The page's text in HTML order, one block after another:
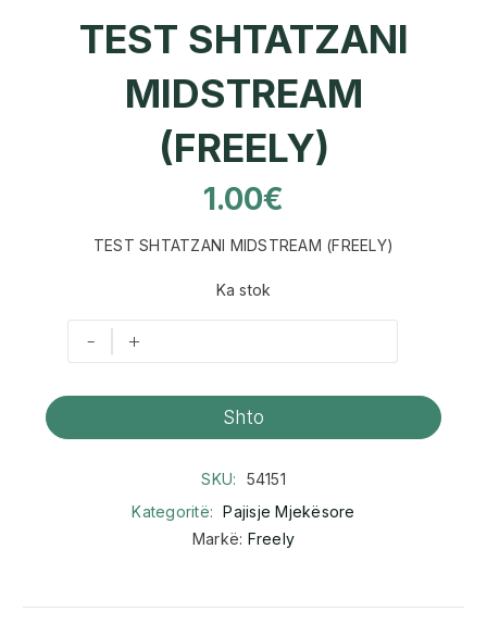
TEST SHTATZANI
MIDSTREAM
(FREELY)
1.00€
TEST SHTATZANI MIDSTREAM (FREELY)
Ka stok
- +
Shto
SKU:
54151
Kategoritë:
Pajisje Mjekësore
Markë: Freely